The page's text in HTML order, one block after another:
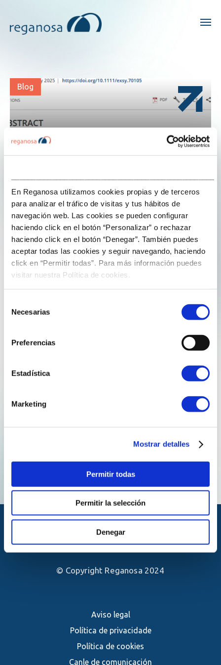
En Reganosa utilizamos cookies propias y de terceros
para analizar el tráfico de visitas y tus hábitos de
navegación web. Las cookies se pueden configurar
haciendo click en el botón “Personalizar” o rechazar
haciendo click en el botón “Denegar”. También puedes
aceptar todas las cookies y seguir navegando, haciendo
click en “Permitir todas”. Para más información puedes
visitar nuestra Política de cookies.
Necesarias
Preferencias
Estadística
Marketing
Mostrar detalles
Permitir todas
Permitir la selección
Denegar
Blog
5 de Agosto de 2025 comunicacion
Da eficiencia enerxética á investigación
global: Manuel López Ferreiro publica en
Expert Systems
Hoxe queremos compartir unha noticia que reforza o
compromiso de Reganosa Servizos co coñecemento, a
responsable de Eficiencia Enerxética, Manuel Ángel
López Ferreiro, foi publicado como autor principal na
Aviso legal
Política de privacidade
Política de cookies
Canle de comunicación
© Copyright Reganosa 2024